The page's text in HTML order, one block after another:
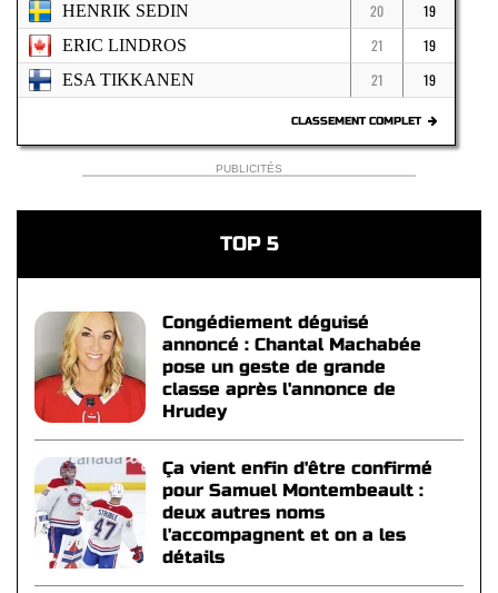
HENRIK SEDIN
20
19
ERIC LINDROS
21
19
ESA TIKKANEN
21 19
CLASSEMENT COMPLET
PUBLICITÉS
TOP 5
Congédiement déguisé
annoncé : Chantal Machabée
pose un geste de grande
classe après l'annonce de
Hrudey
Ça vient enfin d'être confirmé
pour Samuel Montembeault :
deux autres noms
l'accompagnent et on a les
détails